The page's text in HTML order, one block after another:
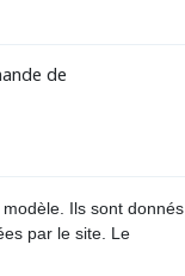
de
Ils sont donnés
par le site. Le